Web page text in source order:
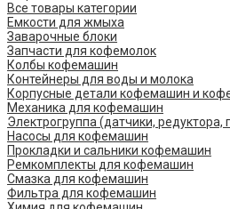
Все товары категории
Емкости для жмыха
Заварочные блоки
Запчасти для кофемолок
Колбы кофемашин
Контейнеры для воды и молока
Корпусные детали кофемашин и
Механика для кофемашин
Электрогруппа (датчики, редуктора,
Насосы для кофемашин
Прокладки и сальники кофемашин
Ремкомплекты для кофемашин
Смазка для кофемашин
Фильтра для кофемашин